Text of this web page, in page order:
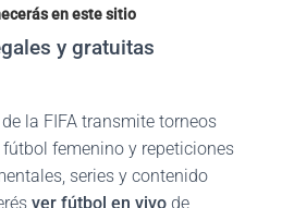
en este sitio
y gratuitas
la FIFA transmite torneos
femenino y repeticiones
series y contenido
ver fútbol en vivo de